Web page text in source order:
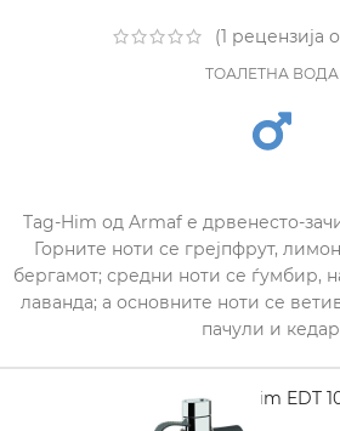
(1 рецензија
ТОАЛЕТНА ВОДА
Tag-Him од Armaf е дрвенесто-
Горните ноти се грејпфрут,
бергамот; средни ноти се ѓумбир,
лаванда; а основните ноти се
пачули и
ARMAF Tag-Him EDT